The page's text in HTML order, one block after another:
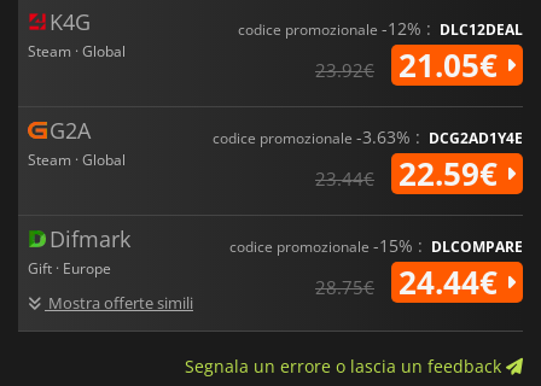
K4G
Steam · Global
codice promozionale -12% : DLC12DEAL
23.92€ 21.05€
G2A
Steam · Global
codice promozionale -3.63% : DCG2AD1Y4E
23.44€ 22.59€
Difmark
Gift · Europe
Mostra offerte simili
codice promozionale -15% : DLCOMPARE
28.75€ 24.44€
Segnala un errore o lascia un feedback